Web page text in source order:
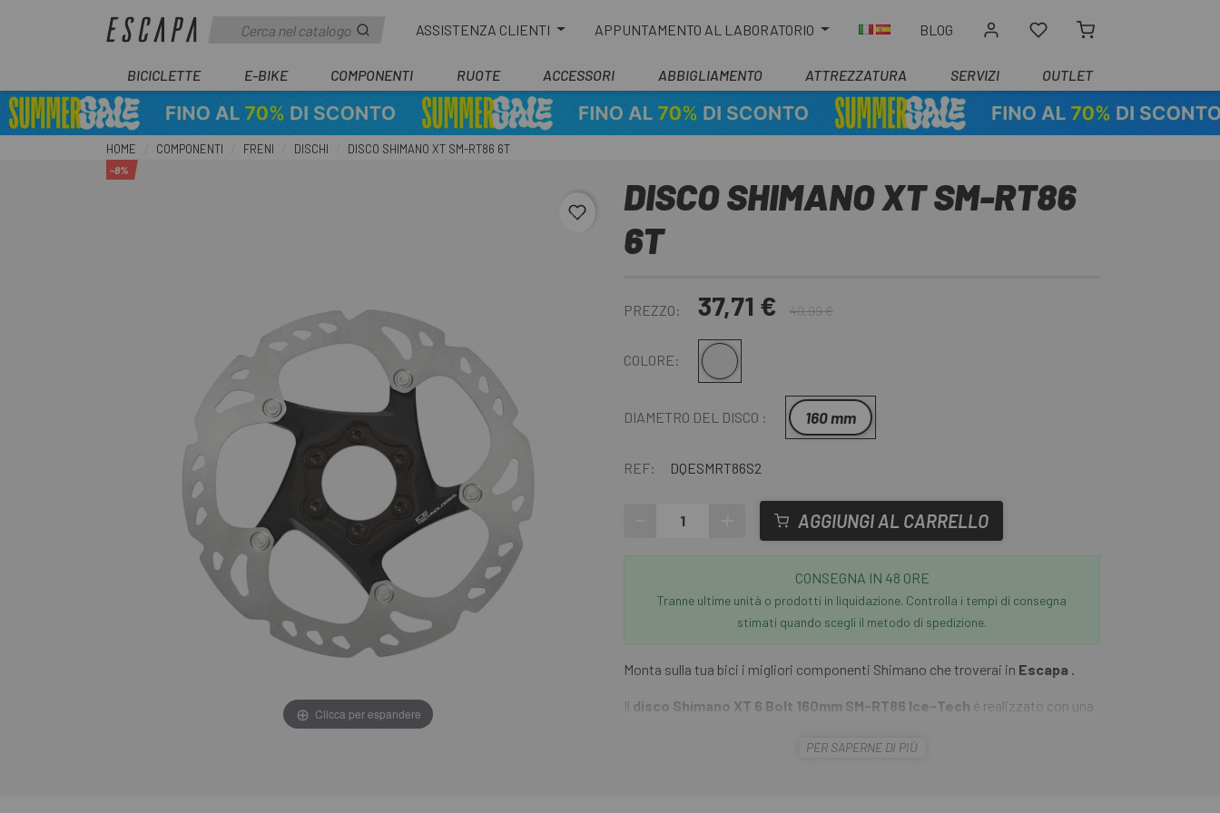
ASSISTENZA CLIENTI APPUNTAMENTO AL LABORATORIO BLOG
BICICLETTE E-BIKE COMPONENTI RUOTE ACCESSORI ABBIGLIAMENTO ATTREZZATURA SERVIZI OUTLET
HOME COMPONENTI FRENI DISCHI DISCO SHIMANO XT SM-RT86 6T
favorite_border
-8%
Clicca per espandere
DISCO SHIMANO XT SM-RT86
6T
PREZZO: 37,71 € 40,99 €
COLORE: Argento
DIAMETRO DEL DISCO : 160 mm
REF: DQESMRT86S2
AGGIUNGI AL CARRELLO
CONSEGNA IN 48 ORE
Tranne ultime unità o prodotti in liquidazione. Controlla i tempi di consegna
stimati quando scegli il metodo di spedizione.
Monta sulla tua bici i migliori componenti Shimano che troverai in Escapa .
Il disco Shimano XT 6 Bolt 160mm SM-RT86 Ice-Tech è realizzato con una
ottimali in condizioni di bagnato e asciutto. La rimozione del calore è
PER SAPERNE DI PIÙ